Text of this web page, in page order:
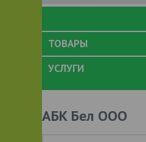
ТОВАРЫ
УСЛУГИ
АБК Бел ООО